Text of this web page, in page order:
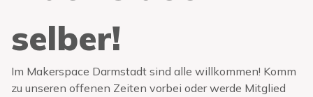
selber!
Im Makerspace Darmstadt sind alle willkommen! Komm
zu unseren offenen Zeiten vorbei oder werde Mitglied